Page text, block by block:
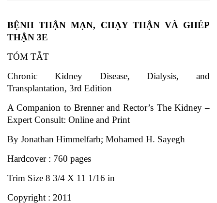
BỆNH THẬN MẠN, CHẠY THẬN VÀ GHÉP
THẬN 3E
TÓM TẮT
Chronic Kidney Disease, Dialysis, and
Transplantation, 3rd Edition
A Companion to Brenner and Rector’s The Kidney –
Expert Consult: Online and Print
By Jonathan Himmelfarb; Mohamed H. Sayegh
Hardcover : 760 pages
Trim Size 8 3/4 X 11 1/16 in
Copyright : 2011